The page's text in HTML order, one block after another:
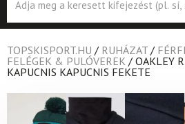
search
TOPSKISPORT.HU / RUHÁZAT /
FELÉGEK & PULÓVEREK / OAKLEY
KAPUCNIS KAPUCNIS FEKETE